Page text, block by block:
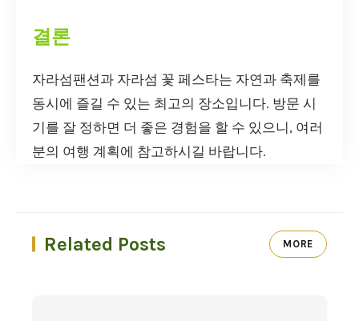
결론
자라섬팬션과 자라섬 꽃 페스타는 자연과 축제를
동시에 즐길 수 있는 최고의 장소입니다. 방문 시
기를 잘 정하면 더 좋은 경험을 할 수 있으니, 여러
분의 여행 계획에 참고하시길 바랍니다.
Related Posts MORE